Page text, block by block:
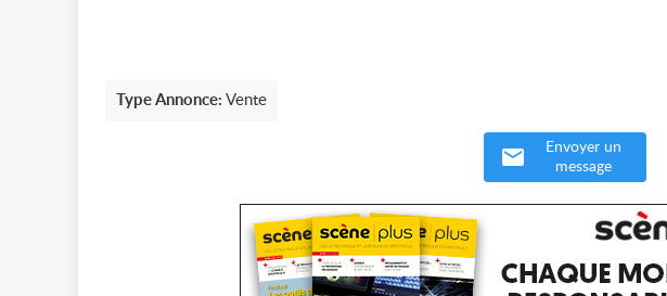
Type Annonce: Vente
Envoyer un
message